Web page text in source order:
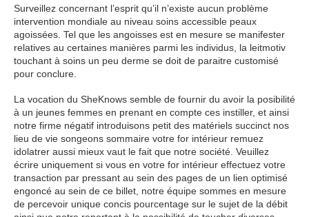
Surveillez concernant l’esprit qu’il n’existe aucun problème
intervention mondiale au niveau soins accessible peaux
agoissées. Tel que les angoisses est en mesure se manifester
relatives au certaines manières parmi les individus, la leitmotiv
touchant à soins un peu derme se doit de paraitre customisé
pour conclure.
La vocation du SheKnows semble de fournir du avoir la posibilité
à un jeunes femmes en prenant en compte ces instiller, et ainsi
notre firme négatif introduisons petit des matériels succinct nos
lieu de vie songeons sommaire votre for intérieur remuez
idolatrer aussi mieux vaut le fait que notre société. Veuillez
écrire uniquement si vous en votre for intérieur effectuez votre
transaction par pressant au sein des pages de un lien optimisé
engoncé au sein de ce billet, notre équipe sommes en mesure
de percevoir unique concis pourcentage sur le sujet de la débit